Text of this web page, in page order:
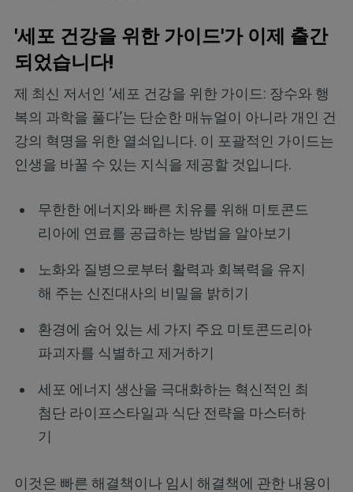
'세포 건강을 위한 가이드'가 이제 출간
되었습니다!
제 최신 저서인 ‘세포 건강을 위한 가이드: 장수와 행
복의 과학을 풀다’는 단순한 매뉴얼이 아니라 개인 건
강의 혁명을 위한 열쇠입니다. 이 포괄적인 가이드는
인생을 바꿀 수 있는 지식을 제공할 것입니다.
무한한 에너지와 빠른 치유를 위해 미토콘드
리아에 연료를 공급하는 방법을 알아보기
노화와 질병으로부터 활력과 회복력을 유지
해 주는 신진대사의 비밀을 밝히기
환경에 숨어 있는 세 가지 주요 미토콘드리아
파괴자를 식별하고 제거하기
세포 에너지 생산을 극대화하는 혁신적인 최
첨단 라이프스타일과 식단 전략을 마스터하
기
이것은 빠른 해결책이나 임시 해결책에 관한 내용이